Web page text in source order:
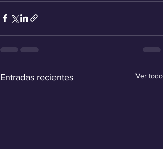
Entradas recientes Ver todo